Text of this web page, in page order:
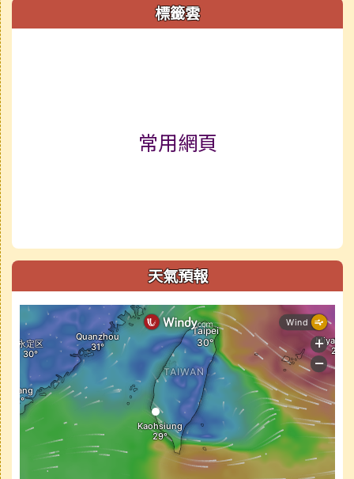
標籤雲
常用網頁
天氣預報